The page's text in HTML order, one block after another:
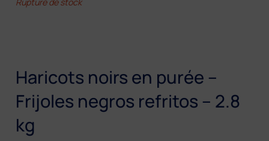
Haricots noirs en purée –
Frijoles negros refritos – 2.8
kg